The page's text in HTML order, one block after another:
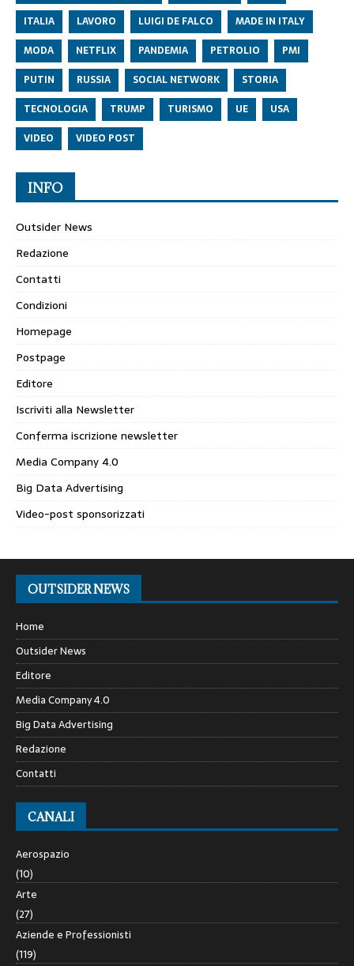
ITALIA LAVORO LUIGI DE FALCO
MADE IN ITALY
MODA
NETFLIX PANDEMIA PETROLIO
PMI
PUTIN
RUSSIA SOCIAL NETWORK
STORIA
TECNOLOGIA
TRUMP TURISMO UE
USA
VIDEO
VIDEO POST
INFO
Outsider News
Redazione
Contatti
Condizioni
Homepage
Postpage
Editore
Iscriviti alla Newsletter
Conferma iscrizione newsletter
Media Company 4.0
Big Data Advertising
Video-post sponsorizzati
OUTSIDER NEWS
Home
Outsider News
Editore
Media Company 4.0
Big Data Advertising
Redazione
Contatti
CANALI
Aerospazio
(10)
Arte
(27)
Aziende e Professionisti
(119)